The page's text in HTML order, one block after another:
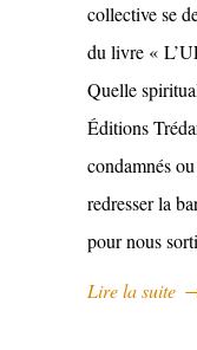
collective se
du livre «
Quelle
Éditions
condamnés
redresser la
pour nous
Lire la suite